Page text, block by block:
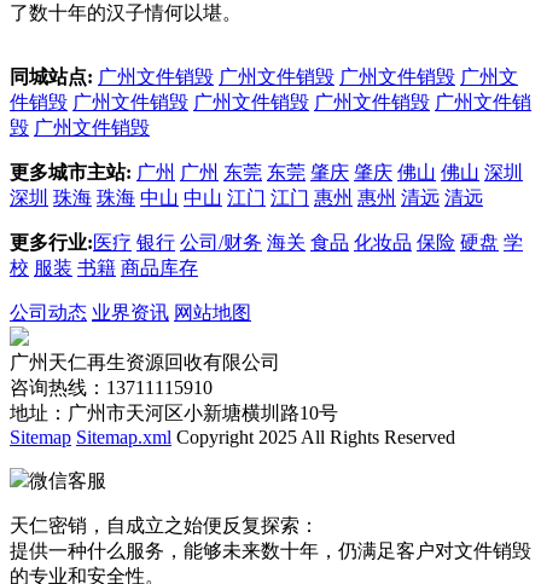
了数十年的汉子情何以堪。
同城站点: 广州文件销毁 广州文件销毁 广州文件销毁 广州文
件销毁 广州文件销毁 广州文件销毁 广州文件销毁 广州文件销
毁 广州文件销毁
更多城市主站: 广州 广州 东莞 东莞 肇庆 肇庆 佛山 佛山 深圳
深圳 珠海 珠海 中山 中山 江门 江门 惠州 惠州 清远 清远
更多行业: 医疗 银行 公司/财务 海关 食品 化妆品 保险 硬盘 学
校 服装 书籍 商品库存
公司动态 业界资讯 网站地图
广州天仁再生资源回收有限公司
咨询热线：13711115910
地址：广州市天河区小新塘横圳路10号
Sitemap Sitemap.xml Copyright 2025 All Rights Reserved
微信客服
天仁密销，自成立之始便反复探索：
提供一种什么服务，能够未来数十年，仍满足客户对文件销毁
的专业和安全性。